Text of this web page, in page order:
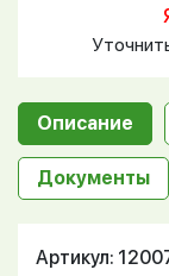
Описание
Документы
Артикул: